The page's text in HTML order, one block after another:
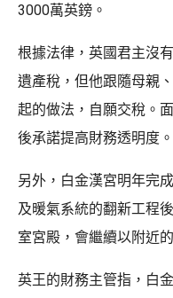
3000萬英鎊。
根據法律，英國君主沒
遺產稅，但他跟隨母親
起的做法，自願交稅。
後承諾提高財務透明度。
另外，白金漢宮明年完
及暖氣系統的翻新工程
室宮殿，會繼續以附近
英王的財務主管指，白